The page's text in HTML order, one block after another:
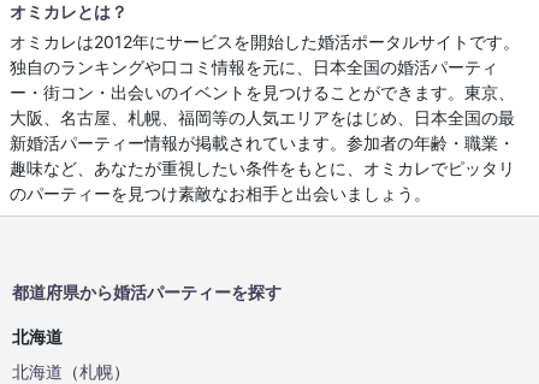
オミカレとは？
オミカレは2012年にサービスを開始した婚活ポータルサイトです。
独自のランキングや口コミ情報を元に、日本全国の婚活パーティ
ー・街コン・出会いのイベントを見つけることができます。東京、
大阪、名古屋、札幌、福岡等の人気エリアをはじめ、日本全国の最
新婚活パーティー情報が掲載されています。参加者の年齢・職業・
趣味など、あなたが重視したい条件をもとに、オミカレでピッタリ
のパーティーを見つけ素敵なお相手と出会いましょう。
都道府県から婚活パーティーを探す
北海道
北海道 （札幌）